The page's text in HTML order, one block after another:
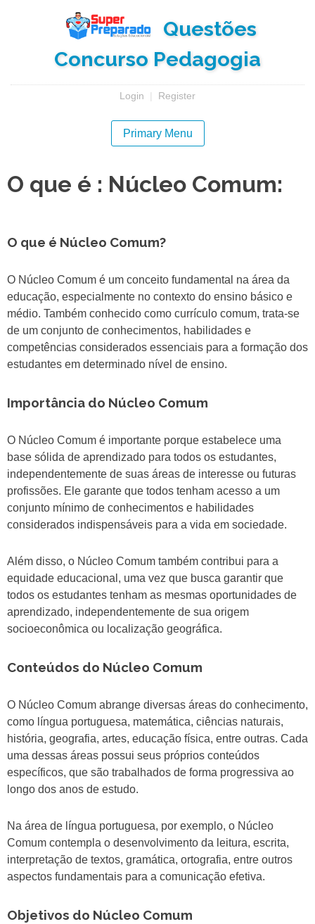
Questões
Concurso Pedagogia
Login | Register
Primary Menu
O que é : Núcleo Comum:
O que é Núcleo Comum?
O Núcleo Comum é um conceito fundamental na área da
educação, especialmente no contexto do ensino básico e
médio. Também conhecido como currículo comum, trata-se
de um conjunto de conhecimentos, habilidades e
competências considerados essenciais para a formação dos
estudantes em determinado nível de ensino.
Importância do Núcleo Comum
O Núcleo Comum é importante porque estabelece uma
base sólida de aprendizado para todos os estudantes,
independentemente de suas áreas de interesse ou futuras
profissões. Ele garante que todos tenham acesso a um
conjunto mínimo de conhecimentos e habilidades
considerados indispensáveis para a vida em sociedade.
Além disso, o Núcleo Comum também contribui para a
equidade educacional, uma vez que busca garantir que
todos os estudantes tenham as mesmas oportunidades de
aprendizado, independentemente de sua origem
socioeconômica ou localização geográfica.
Conteúdos do Núcleo Comum
O Núcleo Comum abrange diversas áreas do conhecimento,
como língua portuguesa, matemática, ciências naturais,
história, geografia, artes, educação física, entre outras. Cada
uma dessas áreas possui seus próprios conteúdos
específicos, que são trabalhados de forma progressiva ao
longo dos anos de estudo.
Na área de língua portuguesa, por exemplo, o Núcleo
Comum contempla o desenvolvimento da leitura, escrita,
interpretação de textos, gramática, ortografia, entre outros
aspectos fundamentais para a comunicação efetiva.
Objetivos do Núcleo Comum